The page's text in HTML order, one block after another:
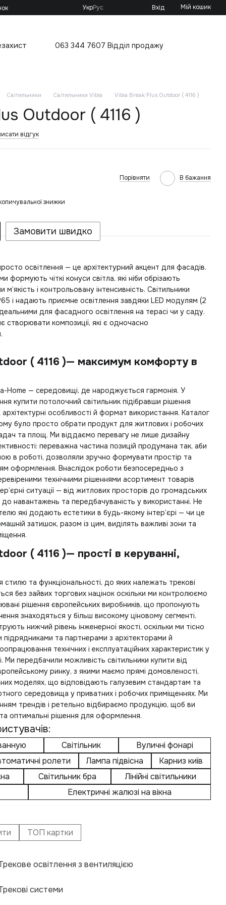
УкрРус Вхід Мій кошик
063 344 7607 Відділ продажу
Світильники Світильники Vibia Vibia Break Plus Outdoor ( 4116 )
Outdoor ( 4116 )
відгук
Порівняти В бажання
знижки
Замовити швидко
освітлення — це архітектурний акцент для фасадів.
формують чіткі конуси світла, які ніби обрізають
і контрольовану інтенсивність. Світильники
і надають приємне освітлення завдяки LED модулям (2
для фасадного освітлення на терасі чи у саду.
створювати композиції, які є одночасно
( 4116 )— максимум комфорту в
Home — середовищі, де народжується гармонія. У
купити потолочний світильник підібравши рішення
особливості й формат використання. Каталог
було просто обрати продукт для житлових і робочих
та площ. Ми віддаємо перевагу не лише дизайну
переважна частина позицій продумана так, аби
в роботі, дозволяли зручно формувати простір та
оформлення. Внаслідок роботи безпосередньо з
технічними рішеннями асортимент товарів
ситуації — від житлових просторів до громадських
до навантажень та передбачуваність у використанні. Не
які додають естетики в будь-якому інтер’єрі — чи це
затишок, разом із цим, виділять важливі зони та
( 4116 )— прості в керуванні,
стилю та функціональності, до яких належать трекові
без зайвих торгових націнок оскільки ми контролюємо
рішення європейських виробників, що пропонують
знаходяться у більш високому ціновому сегменті.
нижчий рівень інженерної якості, оскільки ми тісно
та партнерами з архітекторами й
технічних і експлуатаційних характеристик у
Ми передбачили можливість світильники купити від
ринку, з якими маємо прямі домовленості,
моделях, що відповідають галузевим стандартам та
середовища у приватних і робочих приміщеннях. Ми
трендів і ретельно відбираємо продукцію, щоб ви
оптимальні рішення для оформлення.
Світільник
Вуличні фонарі
ролети Лампа підвісна
Карниз київ
Світильник бра
Лінійні світильники
Електричні жалюзі на вікна
ТОП картки
освітлення з вентиляцією
системи